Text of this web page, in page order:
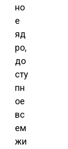
но
е
яд
ро,
до
сту
пн
ое
вс
ем
жи